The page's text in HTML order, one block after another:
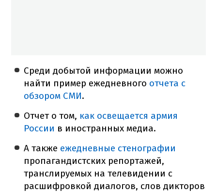
Среди добытой информации можно
найти пример ежедневного отчета с
обзором СМИ.
Отчет о том, как освещается армия
России в иностранных медиа.
А также ежедневные стенографии
пропагандистских репортажей,
транслируемых на телевидении с
расшифровкой диалогов, слов дикторов